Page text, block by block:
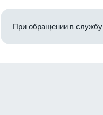
При обращении в службу